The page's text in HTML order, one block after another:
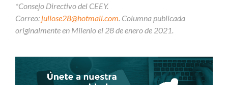
*Consejo Directivo del CEEY.
Correo: juliose28@hotmail.com . Columna publicada
originalmente en Milenio el 28 de enero de 2021.